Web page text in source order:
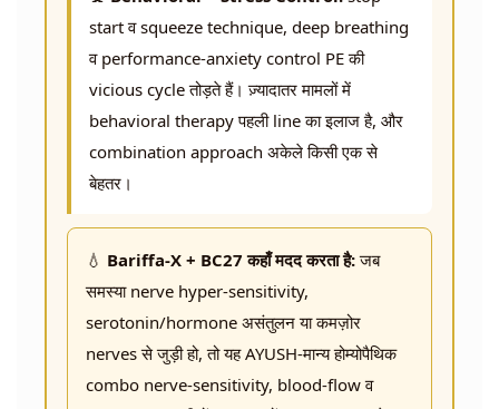
start व squeeze technique, deep breathing
व performance-anxiety control PE की
vicious cycle तोड़ते हैं। ज़्यादातर मामलों में
behavioral therapy पहली line का इलाज है, और
combination approach अकेले किसी एक से
बेहतर।
💧 Bariffa-X + BC27 कहाँ मदद करता है:जब
समस्या nerve hyper-sensitivity,
serotonin/hormone असंतुलन या कमज़ोर
nerves से जुड़ी हो, तो यह AYUSH-मान्य होम्योपैथिक
combo nerve-sensitivity, blood-flow व